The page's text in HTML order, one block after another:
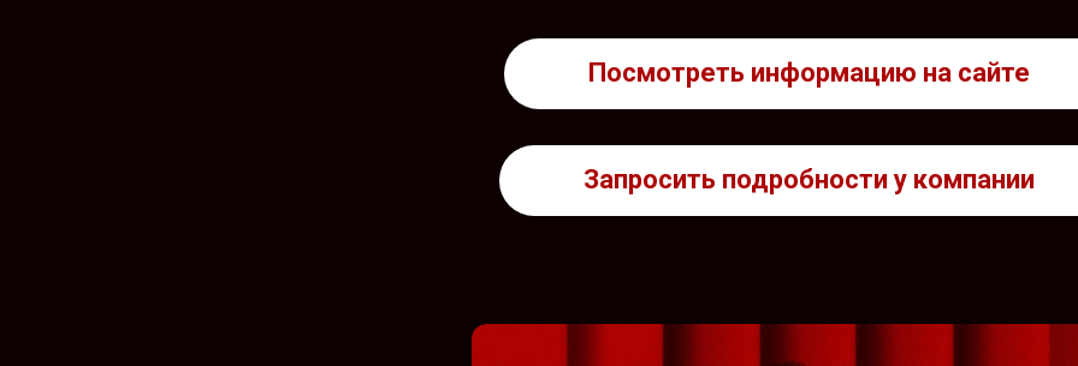
Посмотреть информацию на сайте
Запросить подробности у компании